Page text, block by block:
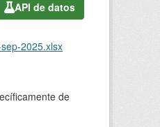
API de datos
2025.xlsx
de